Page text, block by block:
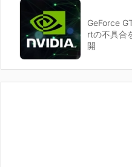
GeForce
rtの不具合
開